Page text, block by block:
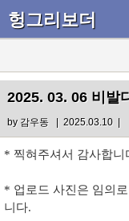
헝그리보더
2025. 03. 06 비발
by 감우동| 2025.03.10 |
* 찍혀주셔서 감사합니
* 업로드 사진은 임의
니다.